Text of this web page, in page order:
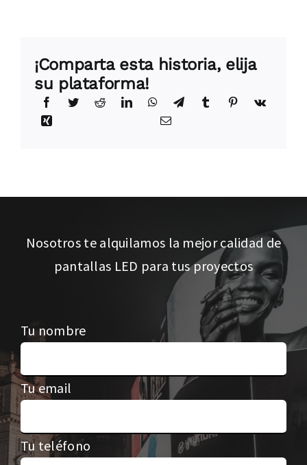
¡Comparta esta historia, elija
su plataforma!
Nosotros te alquilamos la mejor calidad de
pantallas LED para tus proyectos
Tu nombre
Tu email
Tu teléfono